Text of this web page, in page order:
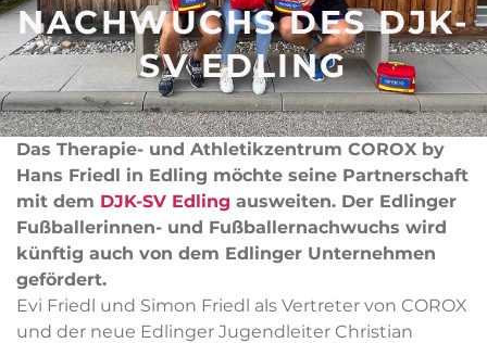
NACHWUCHS DES DJK-
SV EDLING
Das Therapie- und Athletikzentrum COROX by
Hans Friedl in Edling möchte seine Partnerschaft
mit dem DJK-SV Edling ausweiten. Der Edlinger
Fußballerinnen- und Fußballernachwuchs wird
künftig auch von dem Edlinger Unternehmen
gefördert.
Evi Friedl und Simon Friedl als Vertreter von COROX
und der neue Edlinger Jugendleiter Christian